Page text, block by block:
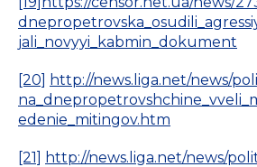
jali_novyyi_kabmin_dokument
[20] http://news.liga.net/news/
edenie_mitingov.htm
[21] http://news.liga.net/news/